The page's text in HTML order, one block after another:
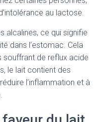
au lactose.
alcalines, ce qui signifie
dans l’estomac. Cela
souffrant de reflux acide
le lait contient des
l’inflammation et à